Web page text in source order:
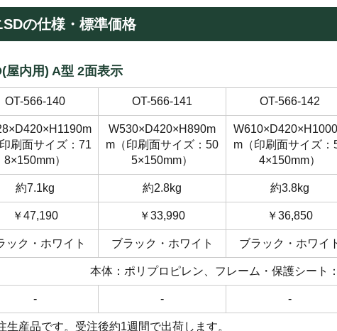
の仕様・標準価格
屋内用) A型 2面表示
OT-566-140 OT-566-141 OT-566-142
刷面サイズ：71
8×150mm）
W530×D420×H890m
m（印刷面サイズ：50
5×150mm）
m（印刷面サイズ：
4×150mm）
約7.1kg 約2.8kg 約3.8kg
￥47,190 ￥33,990 ￥36,850
ック・ホワイト ブラック・ホワイト ブラック・ホワイ
本体：ポリプロピレン、フレーム・保護シート
- - -
生産品です。受注後約1週間で出荷します。